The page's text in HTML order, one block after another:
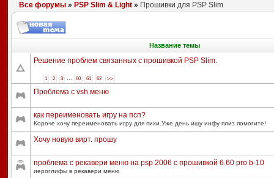
Все форумы» PSP Slim & Light» Прошивки для PSP Slim
Название темы
Решение проблем связанных с прошивкой PSP Slim.
1 2 3 60 61 62 >>
Проблема с vsh меню
как переименовать игру на псп?
Короче хочу переименовать игру для пихи.Уже день ищу инфу плиз помогите!
Хочу новую вирт. прошу
проблема с рекавери меню на psp 2006 с прошивкой 6.60 pro b-10
иероглифы в рекавери меню